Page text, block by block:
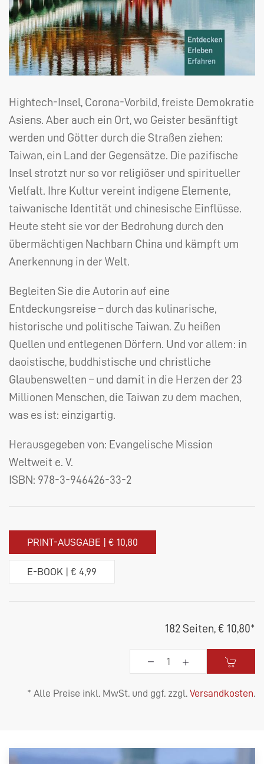
Hightech-Insel, Corona-Vorbild, freiste Demokratie
Asiens. Aber auch ein Ort, wo Geister besänftigt
werden und Götter durch die Straßen ziehen:
Taiwan, ein Land der Gegensätze. Die pazifische
Insel strotzt nur so vor religiöser und spiritueller
Vielfalt. Ihre Kultur vereint indigene Elemente,
taiwanische Identität und chinesische Einflüsse.
Heute steht sie vor der Bedrohung durch den
übermächtigen Nachbarn China und kämpft um
Anerkennung in der Welt.
Begleiten Sie die Autorin auf eine
Entdeckungsreise – durch das kulinarische,
historische und politische Taiwan. Zu heißen
Quellen und entlegenen Dörfern. Und vor allem: in
daoistische, buddhistische und christliche
Glaubenswelten – und damit in die Herzen der 23
Millionen Menschen, die Taiwan zu dem machen,
was es ist: einzigartig.
Herausgegeben von: Evangelische Mission
Weltweit e. V.
ISBN: 978-3-946426-33-2
PRINT-AUSGABE | € 10,80
E-BOOK | € 4,99
182 Seiten, € 10,80*
* Alle Preise inkl. MwSt. und ggf. zzgl. Versandkosten.